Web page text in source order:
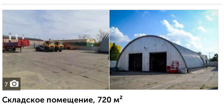
7
Складское помещение, 720 м²